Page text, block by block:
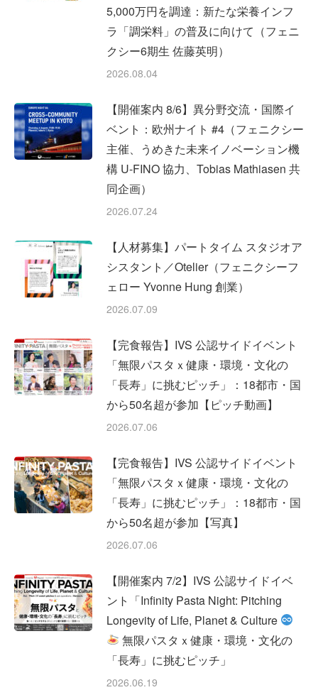
5,000万円を調達：新たな栄養インフ
ラ「調栄料」の普及に向けて（フェニ
クシー6期生 佐藤英明）
2026.08.04
【開催案内 8/6】異分野交流・国際イ
ベント：欧州ナイト #4（フェニクシー
主催、うめきた未来イノベーション機
構 U-FINO 協力、Tobias Mathiasen 共
同企画）
2026.07.24
【人材募集】パートタイム スタジオア
シスタント／Otelier（フェニクシーフ
ェロー Yvonne Hung 創業）
2026.07.09
【完食報告】IVS 公認サイドイベント
「無限パスタｘ健康・環境・文化の
「長寿」に挑むピッチ」：18都市・国
から50名超が参加【ピッチ動画】
2026.07.06
【完食報告】IVS 公認サイドイベント
「無限パスタｘ健康・環境・文化の
「長寿」に挑むピッチ」：18都市・国
から50名超が参加【写真】
2026.07.06
【開催案内 7/2】IVS 公認サイドイベ
ント「Infinity Pasta Night: Pitching
Longevity of Life, Planet & Culture
無限パスタｘ健康・環境・文化の
「長寿」に挑むピッチ」
2026.06.19